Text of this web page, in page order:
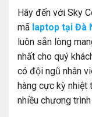
Hãy đến với Sky
mã laptop tại Đà
luôn sẵn lòng
nhất cho quý
có đội ngũ nhân
hàng cực kỳ nhiệt
nhiều chương